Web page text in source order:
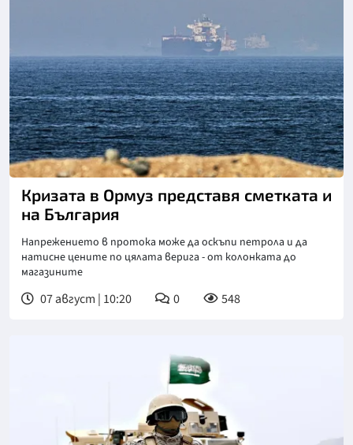
Снимка: Асошиейтед прес
Кризата в Ормуз представя сметката и
на България
Напрежението в протока може да оскъпи петрола и да
натисне цените по цялата верига - от колонката до
магазините
07 август | 10:20 0 548